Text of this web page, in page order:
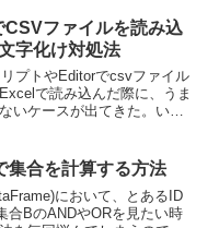
CSVファイルを読み込
字化け対処法
プトやEditorでcsvファイル
で読み込んだ際に、うま
いケースが出てきた。いく
集合を計算する方法
において、とあるID
合BのANDやORを見たい時